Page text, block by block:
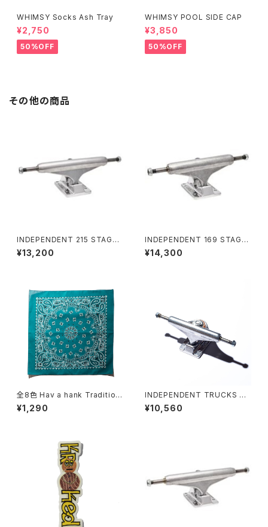
WHIMSY Socks Ash Tray
¥2,750
50%OFF
WHIMSY POOL SIDE CAP
¥3,850
50%OFF
その他の商品
INDEPENDENT 215 STAGE 1
1 POLISHED SKATEBOARD
TRUCKS インディペンデント 2
¥13,200
INDEPENDENT 169 STAGE
11 FORGED HOLLOW SILVE
R STANDARD SKATEBOAR
¥14,300
全8色 Hav a hank Tradition
al Paisley Bandana Made i
n USA ハバハンク トラディショ
¥1,290
INDEPENDENT TRUCKS ST
AGE11
¥10,560